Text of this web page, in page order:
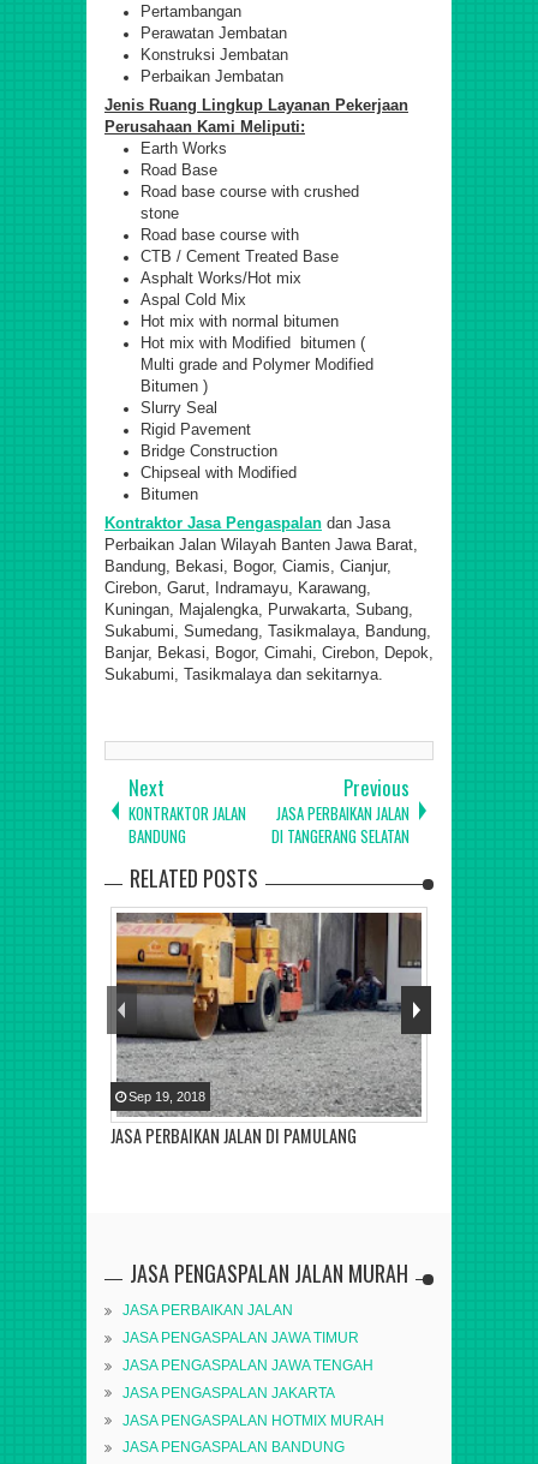
Pertambangan
Perawatan Jembatan
Konstruksi Jembatan
Perbaikan Jembatan
Jenis Ruang Lingkup Layanan Pekerjaan
Perusahaan Kami Meliputi:
Earth Works
Road Base
Road base course with crushed
stone
Road base course with
CTB / Cement Treated Base
Asphalt Works/Hot mix
Aspal Cold Mix
Hot mix with normal bitumen
Hot mix with Modified bitumen (
Multi grade and Polymer Modified
Bitumen )
Slurry Seal
Rigid Pavement
Bridge Construction
Chipseal with Modified
Bitumen
Kontraktor Jasa Pengaspalan dan Jasa
Perbaikan Jalan Wilayah Banten Jawa Barat,
Bandung, Bekasi, Bogor, Ciamis, Cianjur,
Cirebon, Garut, Indramayu, Karawang,
Kuningan, Majalengka, Purwakarta, Subang,
Sukabumi, Sumedang, Tasikmalaya, Bandung,
Banjar, Bekasi, Bogor, Cimahi, Cirebon, Depok,
Sukabumi, Tasikmalaya dan sekitarnya.
Next
KONTRAKTOR JALAN
BANDUNG
Previous
JASA PERBAIKAN JALAN
DI TANGERANG SELATAN
RELATED POSTS
JASA PERBAIKAN JALAN DI PAMULANG
Sep 19 2018
JASA PENGASPALAN JALAN MURAH
JASA PERBAIKAN JALAN
JASA PENGASPALAN JAWA TIMUR
JASA PENGASPALAN JAWA TENGAH
JASA PENGASPALAN JAKARTA
JASA PENGASPALAN HOTMIX MURAH
JASA PENGASPALAN BANDUNG